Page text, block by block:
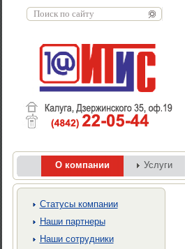
О компании Услуги
Cтатусы компании
Наши партнеры
Наши сотрудники